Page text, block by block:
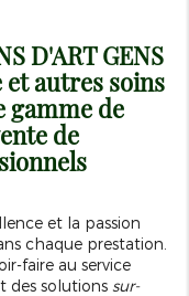
D'ART GENS
autres soins
gamme de
de
et la passion
chaque prestation.
faire au service
des solutions sur-